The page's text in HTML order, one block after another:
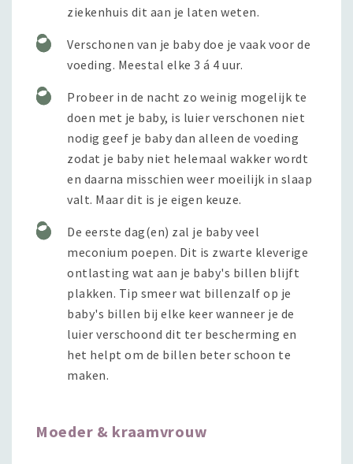
ziekenhuis dit aan je laten weten.
Verschonen van je baby doe je vaak voor de
voeding. Meestal elke 3 á 4 uur.
Probeer in de nacht zo weinig mogelijk te
doen met je baby, is luier verschonen niet
nodig geef je baby dan alleen de voeding
zodat je baby niet helemaal wakker wordt
en daarna misschien weer moeilijk in slaap
valt. Maar dit is je eigen keuze.
De eerste dag(en) zal je baby veel
meconium poepen. Dit is zwarte kleverige
ontlasting wat aan je baby's billen blijft
plakken. Tip smeer wat billenzalf op je
baby's billen bij elke keer wanneer je de
luier verschoond dit ter bescherming en
het helpt om de billen beter schoon te
maken.
Moeder & kraamvrouw